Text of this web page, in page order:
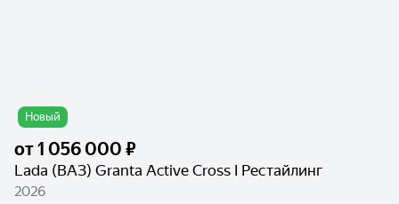
Новый
от1 056 000 ₽
Lada (ВАЗ) Granta Active Cross I Рестайлинг
2026